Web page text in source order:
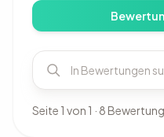
Seite 1 von 1 · 8